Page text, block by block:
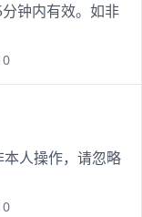
钟内有效。如非
本人操作，请忽略